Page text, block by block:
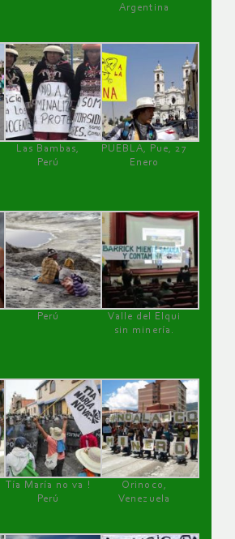
Argentina
Las Bambas,
Perú
PUEBLA, Pue, 27
Enero
Perú
Valle del Elqui
sin minería.
Tía María no va !
Perú
Orinoco,
Venezuela